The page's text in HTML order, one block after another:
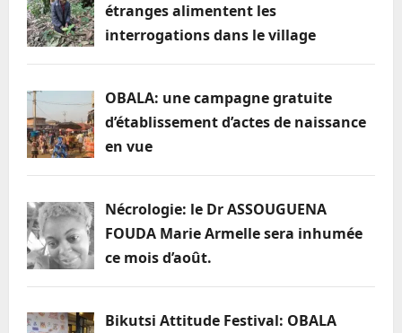
la
santé
des
étranges alimentent les
interrogations dans le village
OBALA: une campagne gratuite
d’établissement d’actes de naissance
en vue
Nécrologie: le Dr ASSOUGUENA
FOUDA Marie Armelle sera inhumée
ce mois d’août.
Bikutsi Attitude Festival: OBALA